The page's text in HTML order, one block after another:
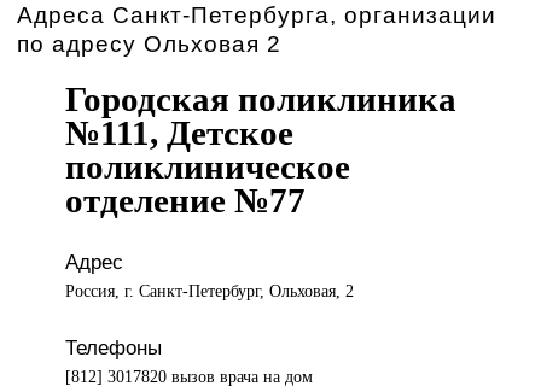
Адреса Санкт-Петербурга, организации
по адресу Ольховая 2
Городская поликлиника
№111, Детское
поликлиническое
отделение №77
Адрес
Россия, г. Санкт-Петербург, Ольховая, 2
Телефоны
[812] 3017820 вызов врача на дом